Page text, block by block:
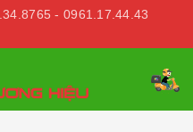
- 0961.17.44.43